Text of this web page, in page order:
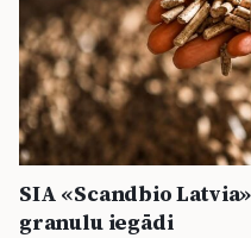
SIA «Scandbio
granulu iegādi